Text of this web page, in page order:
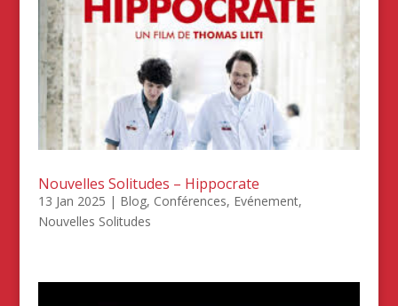
Nouvelles Solitudes – Hippocrate
13 Jan 2025 | Blog, Conférences, Evénement,
Nouvelles Solitudes